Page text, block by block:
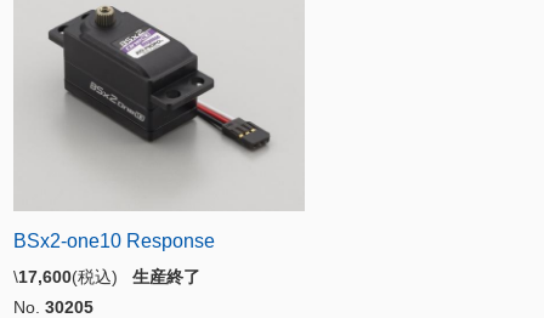
BSx2-one10 Response
\17,600(税込) 生産終了
No. 30205